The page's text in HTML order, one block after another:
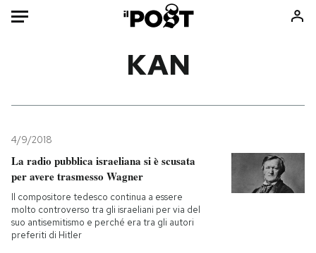
Mondo
Politica
Tecnologia
Internet
Scienza
Cultura
Consumismi
Ok Boomer!
Media
KAN
4/9/2018
La radio pubblica israeliana si è scusata
per avere trasmesso Wagner
Il compositore tedesco continua a essere
molto controverso tra gli israeliani per via del
suo antisemitismo e perché era tra gli autori
preferiti di Hitler